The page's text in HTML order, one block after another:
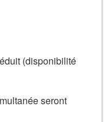
(disponibilité
seront